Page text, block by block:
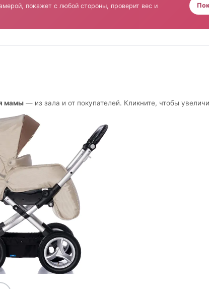
покажет с любой стороны, проверит вес и
мамы — из зала и от покупателей. Кликните, чтобы